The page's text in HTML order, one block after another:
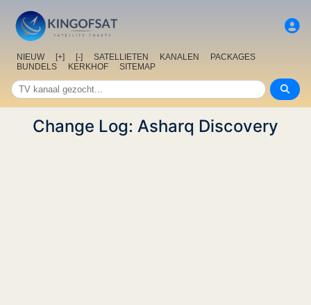
NIEUW [+] [-] SATELLIETEN KANALEN
PACKAGES
BUNDELS
KERKHOF SITEMAP
Change Log: Asharq Discovery